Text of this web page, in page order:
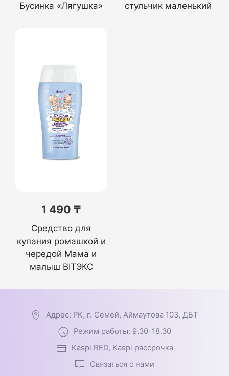
Бусинка «Лягушка»
стульчик маленький
1 490 ₸
Средство для
купания ромашкой и
чередой Мама и
малыш BITЭКС
Адрес: РК, г. Семей, Аймаутова 103, ДБТ
Режим работы: 9.30-18.30
Kaspi RED, Kaspi рассрочка
Связаться с нами